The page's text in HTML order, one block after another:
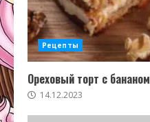
Рецепты
Ореховый торт с бананом
14.12.2023